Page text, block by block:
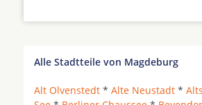
Alle Stadtteile von Magdeburg
Alt Olvenstedt * Alte Neustadt *